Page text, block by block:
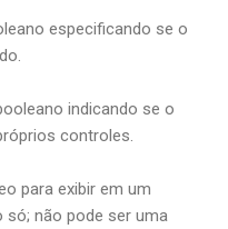
especificando se o
indicando se o
controles.
para exibir em um
só; não pode ser uma